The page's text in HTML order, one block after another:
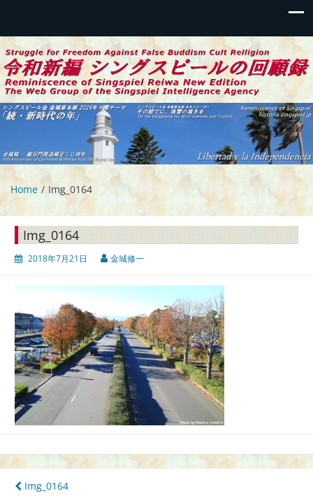
令和新編 シングスピールの回顧録
伝統偽装カルトからの蘇生と闘争の記録
Home Img_0164
Img_0164
2018年7月21日 金城修一
投Img_0164